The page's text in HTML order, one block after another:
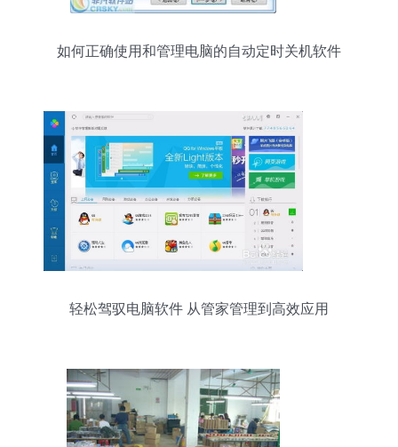
如何正确使用和管理电脑的自动定时关机软件
轻松驾驭电脑软件 从管家管理到高效应用